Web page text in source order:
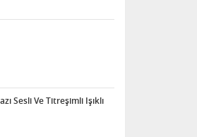
Sesli Ve Titreşimli Işıklı